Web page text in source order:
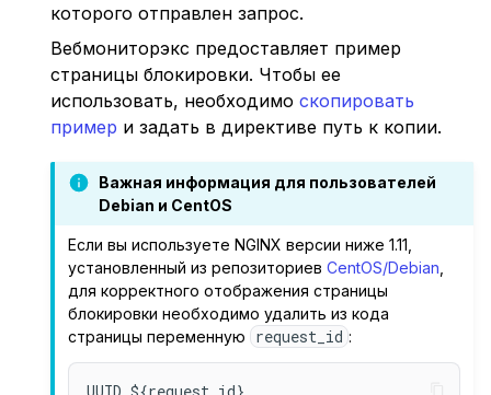
которого отправлен запрос.
Вебмониторэкс предоставляет пример
страницы блокировки. Чтобы ее
использовать, необходимо скопировать
пример и задать в директиве путь к копии.
Важная информация для пользователей
Debian и CentOS
Если вы используете NGINX версии ниже 1.11,
установленный из репозиториев CentOS/Debian
для корректного отображения страницы
блокировки необходимо удалить из кода
страницы переменную
request_id :